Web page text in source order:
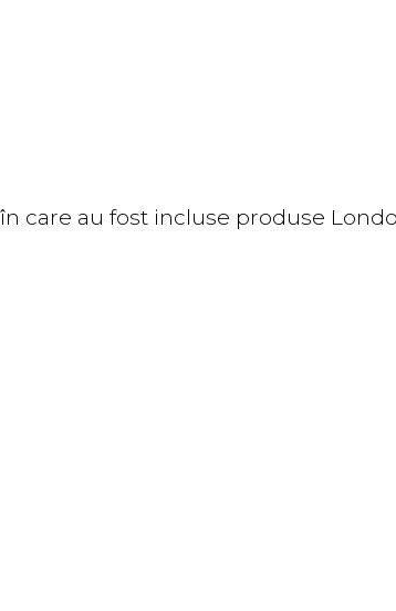
care au fost incluse produse